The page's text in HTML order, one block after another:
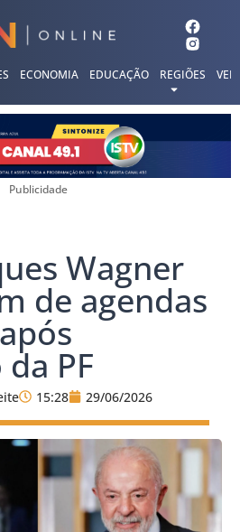
ECONOMIA EDUCAÇÃO REGIÕES
Publicidade
Wagner
de agendas
PF
15:28 29/06/2026